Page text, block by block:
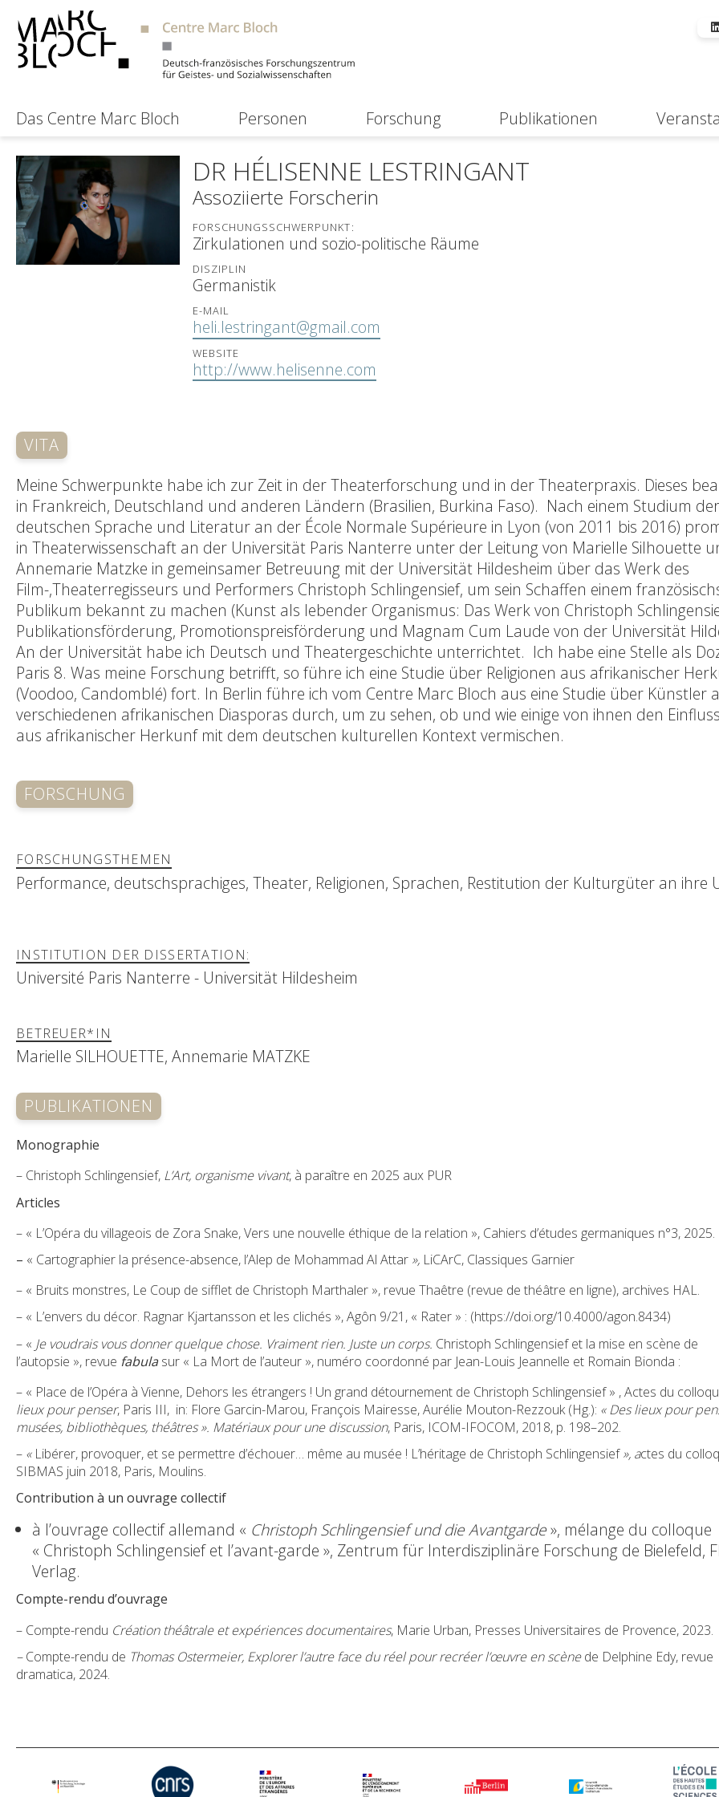
Das Centre Marc Bloch Personen Forschung Publikationen
DR HÉLISENNE LESTRINGANT
Assoziierte Forscherin
FORSCHUNGSSCHWERPUNKT:
Zirkulationen und sozio-politische Räume
DISZIPLIN
Germanistik
E-MAIL
heli.lestringant@gmail.com
WEBSITE
http://www.helisenne.com
VITA
Meine Schwerpunkte habe ich zur Zeit in der Theaterforschung und in der Theaterpraxis. Dieses
in Frankreich, Deutschland und anderen Ländern (Brasilien, Burkina Faso). Nach einem Studium der
deutschen Sprache und Literatur an der École Normale Supérieure in Lyon (von 2011 bis 2016)
in Theaterwissenschaft an der Universität Paris Nanterre unter der Leitung von Marielle Silhouette
Annemarie Matzke in gemeinsamer Betreuung mit der Universität Hildesheim über das Werk des
Film-,Theaterregisseurs und Performers Christoph Schlingensief, um sein Schaffen einem
Publikum bekannt zu machen (Kunst als lebender Organismus: Das Werk von Christoph
Publikationsförderung, Promotionspreisförderung und Magnam Cum Laude von der Universität
An der Universität habe ich Deutsch und Theatergeschichte unterrichtet. Ich habe eine Stelle als
Paris 8. Was meine Forschung betrifft, so führe ich eine Studie über Religionen aus afrikanischer
(Voodoo, Candomblé) fort. In Berlin führe ich vom Centre Marc Bloch aus eine Studie über Künstler
verschiedenen afrikanischen Diasporas durch, um zu sehen, ob und wie einige von ihnen den
aus afrikanischer Herkunf mit dem deutschen kulturellen Kontext vermischen.
FORSCHUNG
FORSCHUNGSTHEMEN
Performance, deutschsprachiges, Theater, Religionen, Sprachen, Restitution der Kulturgüter an
INSTITUTION DER DISSERTATION:
Université Paris Nanterre - Universität Hildesheim
BETREUER*IN
Marielle SILHOUETTE, Annemarie MATZKE
PUBLIKATIONEN
Monographie
– Christoph Schlingensief, L’Art, organisme vivant, à paraître en 2025 aux PUR
Articles
– « L’Opéra du villageois de Zora Snake, Vers une nouvelle éthique de la relation », Cahiers d’études germaniques n°3, 2025.
– « Cartographier la présence-absence, l’Alep de Mohammad Al Attar », LiCArC, Classiques Garnier
– « Bruits monstres, Le Coup de sifflet de Christoph Marthaler », revue Thaêtre (revue de théâtre en ligne), archives HAL.
– « L’envers du décor. Ragnar Kjartansson et les clichés », Agôn 9/21, « Rater » : (https://doi.org/10.4000/agon.8434)
– « Je voudrais vous donner quelque chose. Vraiment rien. Juste un corps. Christoph Schlingensief et la mise en scène de
l’autopsie », revue fabulasur « La Mort de l’auteur », numéro coordonné par Jean-Louis Jeannelle et Romain Bionda :
– « Place de l’Opéra à Vienne, Dehors les étrangers ! Un grand détournement de Christoph Schlingensief » , Actes du
lieux pour penser, Paris III, in: Flore Garcin-Marou, François Mairesse, Aurélie Mouton-Rezzouk (Hg.): « Des lieux pour
musées, bibliothèques, théâtres ». Matériaux pour une discussion, Paris, ICOM-IFOCOM, 2018, p. 198–202.
– «Libérer, provoquer, et se permettre d’échouer… même au musée ! L’héritage de Christoph Schlingensief», actes du
SIBMAS juin 2018, Paris, Moulins.
Contribution à un ouvrage collectif
à l’ouvrage collectif allemand « Christoph Schlingensief und die Avantgarde», mélange du colloque
« Christoph Schlingensief et l’avant-garde », Zentrum für Interdisziplinäre Forschung de Bielefeld,
Verlag.
Compte-rendu d’ouvrage
– Compte-rendu Création théâtrale et expériences documentaires, Marie Urban, Presses Universitaires de Provence, 2023.
–Compte-rendu de Thomas Ostermeier, Explorer l’autre face du réel pour recréer l’œuvre en scènede Delphine Edy, revue
dramatica, 2024.